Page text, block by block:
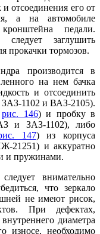
отсоединения его от
а на автомобиле
педали.
заглушить
прокачки тормозов.
производится в
на нем бачка
и отсоединить
ЗАЗ-1102 и ВАЗ-2105).
рис. 146) и пробку в
и ЗАЗ-1102), либо
147) из корпуса
21251) и аккуратно
и пружинами.
внимательно
что зеркало
не имеют рисок,
При дефектах,
диаметра
износе, необходимо